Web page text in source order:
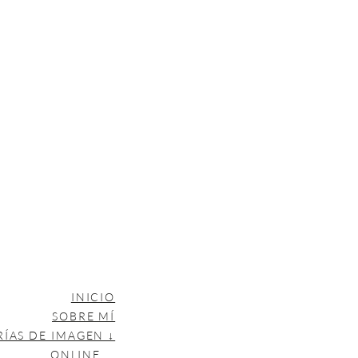
INICIO
SOBRE MÍ
DE IMAGEN ↓
ONLINE